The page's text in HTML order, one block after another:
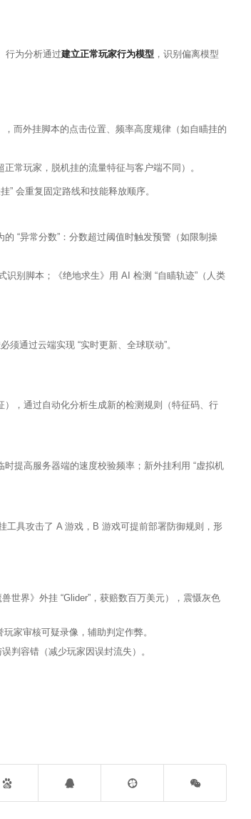
行为分析通过建立正常玩家行为模型 ，识别偏离模型
而外挂脚本的点击位置、频率高度规律（如自瞄挂的
常玩家，脱机挂的流量特征与客户端不同）。
” 会重复固定路线和技能释放顺序。
“异常分数”：分数超过阈值时触发预警（如限制操
识别脚本；《绝地求生》用 AI 检测 “自瞄轨迹”（人类
须通过云端实现 “实时更新、全球联动”。
，通过自动化分析生成新的检测规则（特征码、行
提高服务器端的速度校验频率；新外挂利用 “虚拟机
工具攻击了 A 游戏，B 游戏可提前部署防御规则，形
世界》外挂 “Glider”，获赔数百万美元），震慑灰色
家审核可疑录像，辅助判定作弊。
判容错（减少玩家因误封流失）。